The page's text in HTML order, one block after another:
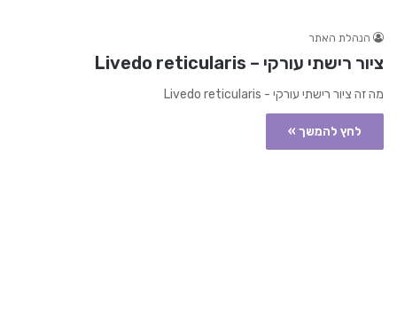
הנהלת האתר
ציור רישתי עורקי – Livedo reticularis
מה זה ציור רישתי עורקי - Livedo reticularis
לחץ להמשך »